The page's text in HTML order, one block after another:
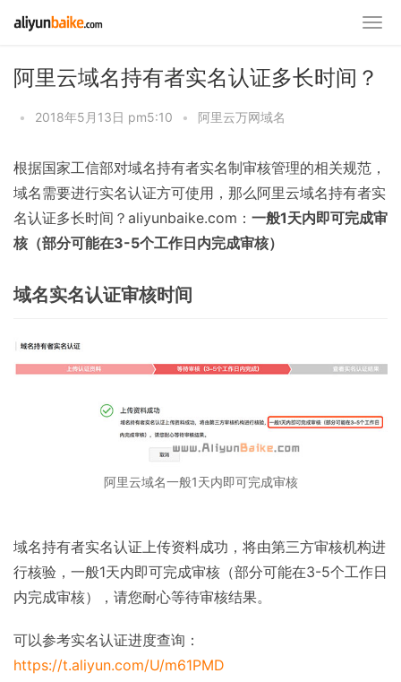
阿里云域名持有者实名认证多长时间？
• 2018年5月13日 pm5:10 • 阿里云万网域名
根据国家工信部对域名持有者实名制审核管理的相关规范，
域名需要进行实名认证方可使用，那么阿里云域名持有者实
名认证多长时间？aliyunbaike.com： 一般1天内即可完成审
核（部分可能在3-5个工作日内完成审核）
域名实名认证审核时间
阿里云域名一般1天内即可完成审核
域名持有者实名认证上传资料成功，将由第三方审核机构进
行核验，一般1天内即可完成审核（部分可能在3-5个工作日
内完成审核），请您耐心等待审核结果。
可以参考实名认证进度查询：
https://t.aliyun.com/U/m61PMD